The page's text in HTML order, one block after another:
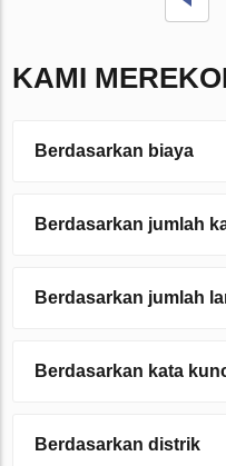
KAMI
Berdasarkan biaya
Berdasarkan jumlah
Berdasarkan jumlah
Berdasarkan kata
Berdasarkan distrik